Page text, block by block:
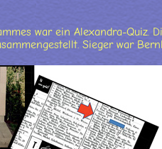
war ein Alexandra-Quiz.
Sieger war